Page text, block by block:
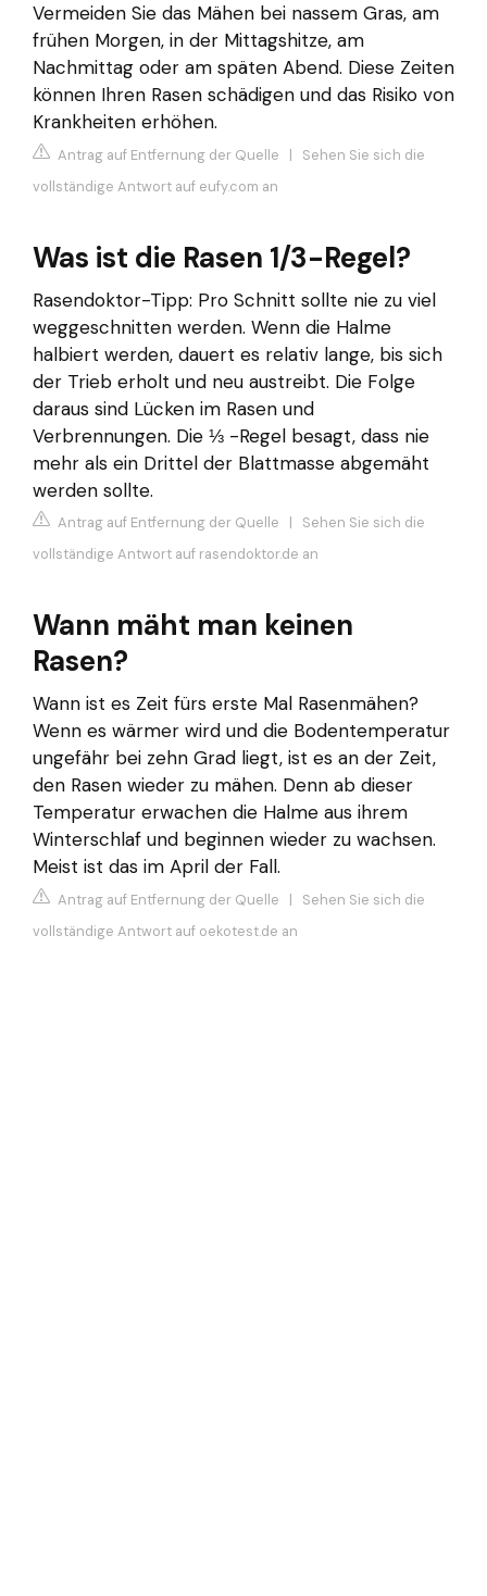
Vermeiden Sie das Mähen bei nassem Gras, am
frühen Morgen, in der Mittagshitze, am
Nachmittag oder am späten Abend. Diese Zeiten
können Ihren Rasen schädigen und das Risiko von
Krankheiten erhöhen.
Antrag auf Entfernung der Quelle | Sehen Sie sich die
vollständige Antwort auf eufy.com an
Was ist die Rasen 1/3-Regel?
Rasendoktor-Tipp: Pro Schnitt sollte nie zu viel
weggeschnitten werden. Wenn die Halme
halbiert werden, dauert es relativ lange, bis sich
der Trieb erholt und neu austreibt. Die Folge
daraus sind Lücken im Rasen und
Verbrennungen. Die ⅓ -Regel besagt, dass nie
mehr als ein Drittel der Blattmasse abgemäht
werden sollte.
Antrag auf Entfernung der Quelle | Sehen Sie sich die
vollständige Antwort auf rasendoktor.de an
Wann mäht man keinen
Rasen?
Wann ist es Zeit fürs erste Mal Rasenmähen?
Wenn es wärmer wird und die Bodentemperatur
ungefähr bei zehn Grad liegt, ist es an der Zeit,
den Rasen wieder zu mähen. Denn ab dieser
Temperatur erwachen die Halme aus ihrem
Winterschlaf und beginnen wieder zu wachsen.
Meist ist das im April der Fall.
Antrag auf Entfernung der Quelle | Sehen Sie sich die
vollständige Antwort auf oekotest.de an